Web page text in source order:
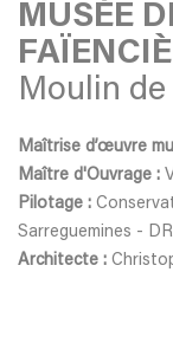
MUSÉE
Moulin de
Maîtrise d’œuvre
Maître d'Ouvrage :
Pilotage :
Sarreguemines -
Architecte :